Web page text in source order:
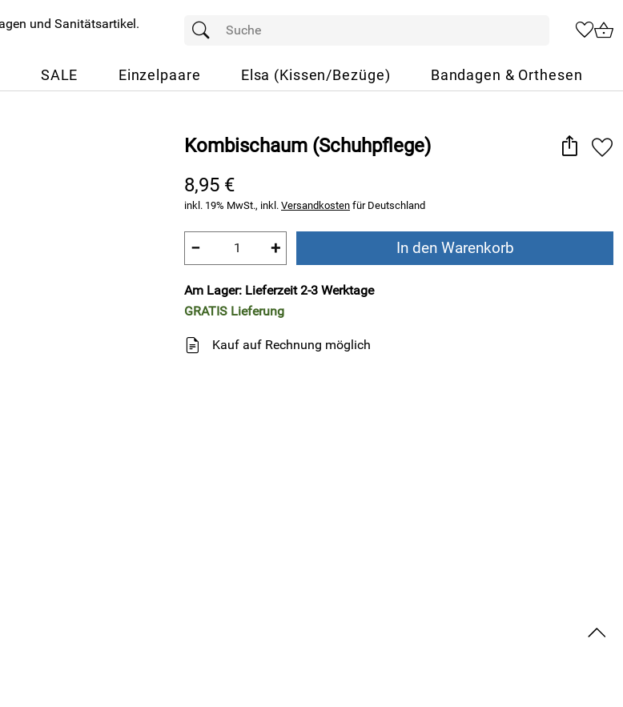
SALE Einzelpaare Elsa (Kissen/Bezüge) Bandagen & Orthesen
Kombischaum (Schuhpflege)
8,95 €
inkl. 19% MwSt., inkl. Versandkosten für Deutschland
− + In den Warenkorb
Am Lager: Lieferzeit 2-3 Werktage
GRATIS Lieferung
Kauf auf Rechnung möglich